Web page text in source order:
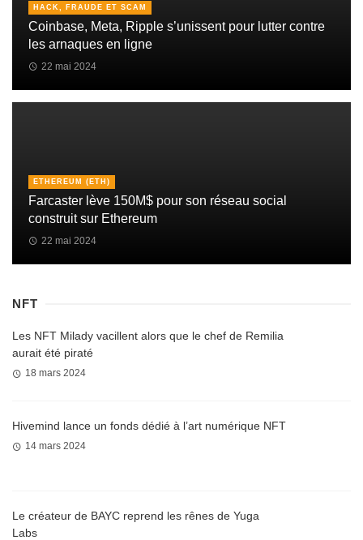
HACK, FRAUDE ET SCAM
Coinbase, Meta, Ripple s’unissent pour lutter contre
les arnaques en ligne
22 mai 2024
ETHEREUM (ETH)
Farcaster lève 150M$ pour son réseau social
construit sur Ethereum
22 mai 2024
NFT
Les NFT Milady vacillent alors que le chef de Remilia
aurait été piraté
18 mars 2024
Hivemind lance un fonds dédié à l’art numérique NFT
14 mars 2024
Le créateur de BAYC reprend les rênes de Yuga
Labs